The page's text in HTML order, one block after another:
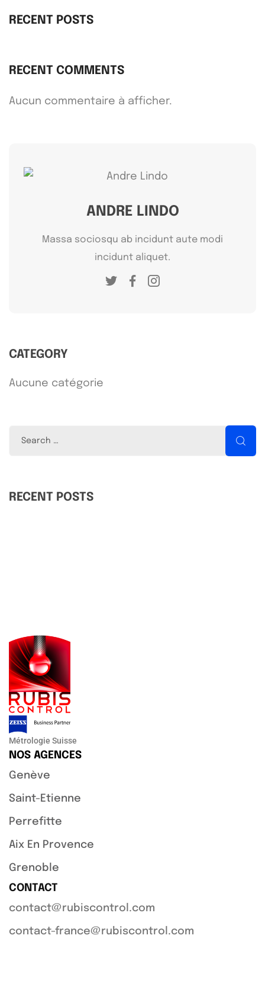
RECENT POSTS
RECENT COMMENTS
Aucun commentaire à afficher.
ANDRE LINDO
Massa sociosqu ab incidunt aute modi
incidunt aliquet.
CATEGORY
Aucune catégorie
RECENT POSTS
Métrologie Suisse
NOS AGENCES
Genève
Saint-Etienne
Perrefitte
Aix En Provence
Grenoble
CONTACT
contact@rubiscontrol.com
contact-france@rubiscontrol.com